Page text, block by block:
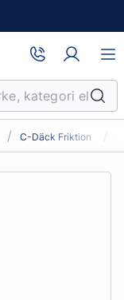
C-Däck Friktion